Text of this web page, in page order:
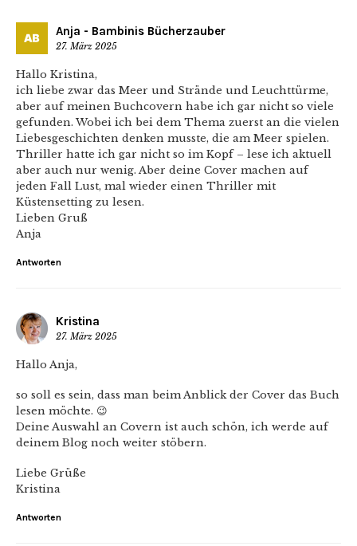
Anja - Bambinis Bücherzauber
27. März 2025
Hallo Kristina,
ich liebe zwar das Meer und Strände und Leuchttürme,
aber auf meinen Buchcovern habe ich gar nicht so viele
gefunden. Wobei ich bei dem Thema zuerst an die vielen
Liebesgeschichten denken musste, die am Meer spielen.
Thriller hatte ich gar nicht so im Kopf – lese ich aktuell
aber auch nur wenig. Aber deine Cover machen auf
jeden Fall Lust, mal wieder einen Thriller mit
Küstensetting zu lesen.
Lieben Gruß
Anja
Antworten
Kristina
27. März 2025
Hallo Anja,
so soll es sein, dass man beim Anblick der Cover das Buch
lesen möchte. 😉
Deine Auswahl an Covern ist auch schön, ich werde auf
deinem Blog noch weiter stöbern.
Liebe Grüße
Kristina
Antworten